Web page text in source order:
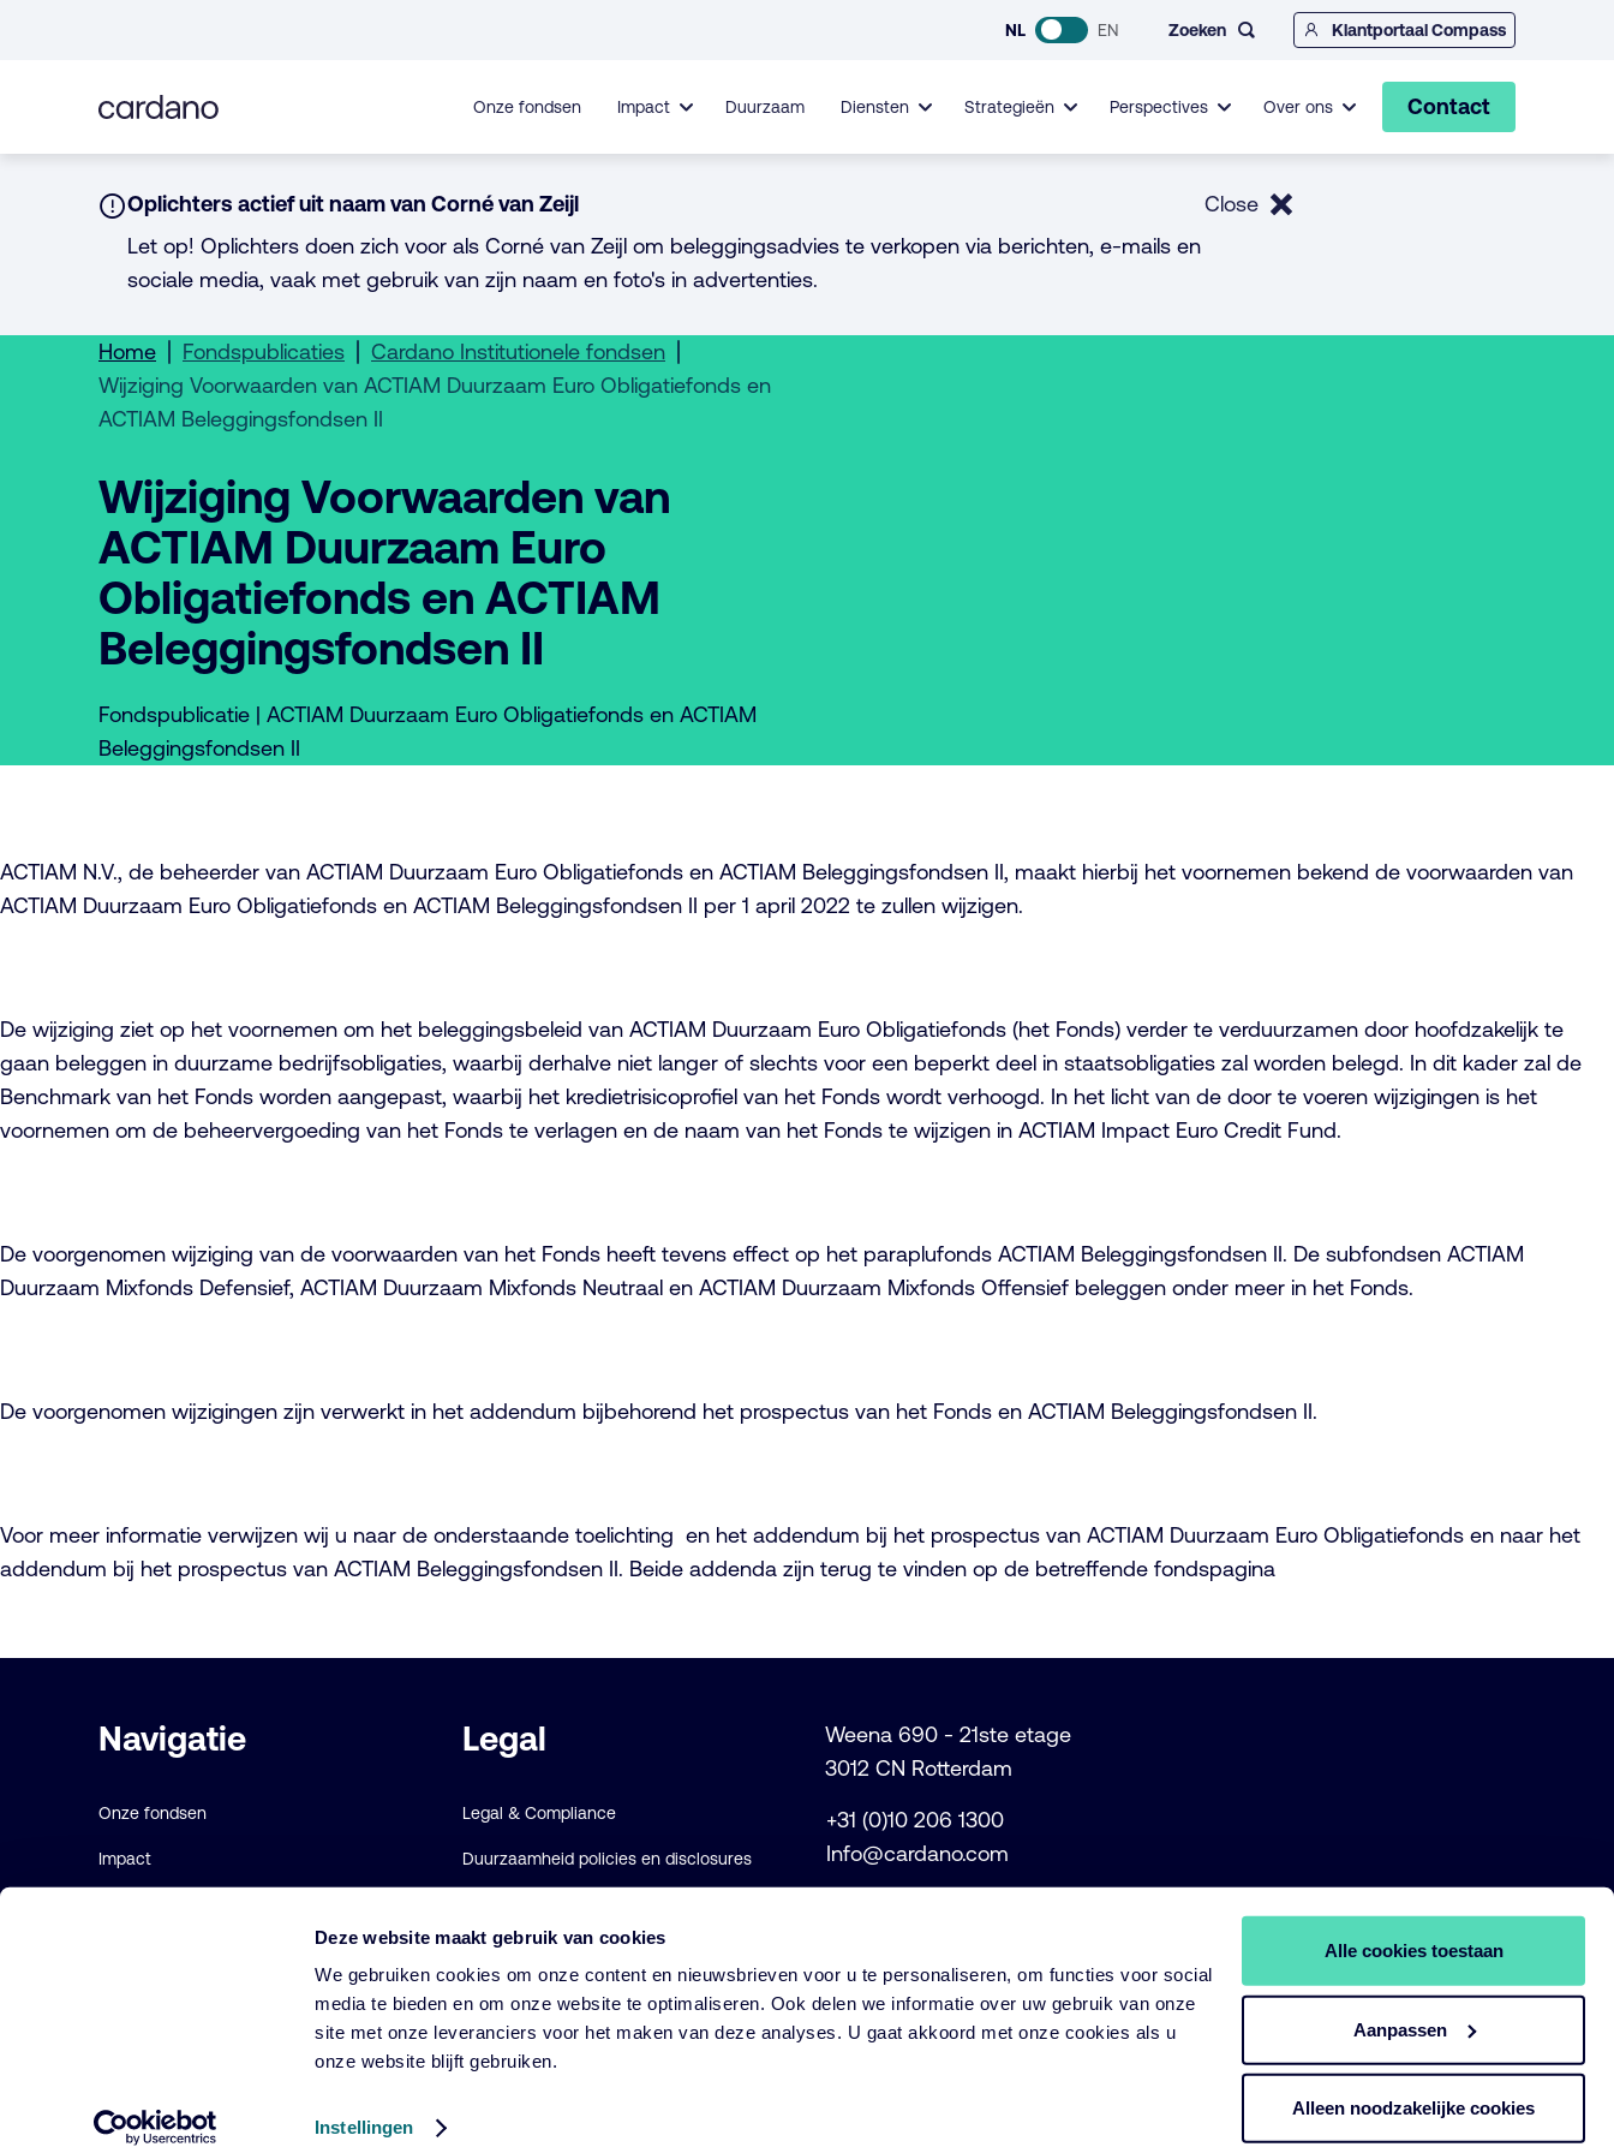
Deze website maakt gebruik van cookies
We gebruiken cookies om onze content en nieuwsbrieven voor u te personaliseren, om functies voor social
media te bieden en om onze website te optimaliseren. Ook delen we informatie over uw gebruik van onze
site met onze leveranciers voor het maken van deze analyses. U gaat akkoord met onze cookies als u
onze website blijft gebruiken.
Instellingen
Alle cookies toestaan
Aanpassen
Alleen noodzakelijke cookies
inhoud
NL EN Zoeken Klantportaal Compass
Onze fondsen Impact Duurzaam Diensten Strategieën Perspectives Over ons Contact
Notice:
Oplichters actief uit naam van Corné van Zeijl
Let op! Oplichters doen zich voor als Corné van Zeijl om beleggingsadvies te verkopen via berichten, e-mails en
sociale media, vaak met gebruik van zijn naam en foto's in advertenties.
Close
Home Fondspublicaties
Cardano Institutionele fondsen
Wijziging Voorwaarden van ACTIAM Duurzaam Euro Obligatiefonds en
ACTIAM Beleggingsfondsen II
Wijziging Voorwaarden van
ACTIAM Duurzaam Euro
Obligatiefonds en ACTIAM
Beleggingsfondsen II
Fondspublicatie | ACTIAM Duurzaam Euro Obligatiefonds en ACTIAM
Beleggingsfondsen II
ACTIAM N.V., de beheerder van ACTIAM Duurzaam Euro Obligatiefonds en ACTIAM Beleggingsfondsen II, maakt hierbij het voornemen bekend de voorwaarden van
ACTIAM Duurzaam Euro Obligatiefonds en ACTIAM Beleggingsfondsen II per 1 april 2022 te zullen wijzigen.
De wijziging ziet op het voornemen om het beleggingsbeleid van ACTIAM Duurzaam Euro Obligatiefonds (het Fonds) verder te verduurzamen door hoofdzakelijk te
gaan beleggen in duurzame bedrijfsobligaties, waarbij derhalve niet langer of slechts voor een beperkt deel in staatsobligaties zal worden belegd. In dit kader zal de
Benchmark van het Fonds worden aangepast, waarbij het kredietrisicoprofiel van het Fonds wordt verhoogd. In het licht van de door te voeren wijzigingen is het
voornemen om de beheervergoeding van het Fonds te verlagen en de naam van het Fonds te wijzigen in ACTIAM Impact Euro Credit Fund.
De voorgenomen wijziging van de voorwaarden van het Fonds heeft tevens effect op het paraplufonds ACTIAM Beleggingsfondsen II. De subfondsen ACTIAM
Duurzaam Mixfonds Defensief, ACTIAM Duurzaam Mixfonds Neutraal en ACTIAM Duurzaam Mixfonds Offensief beleggen onder meer in het Fonds.
De voorgenomen wijzigingen zijn verwerkt in het addendum bijbehorend het prospectus van het Fonds en ACTIAM Beleggingsfondsen II.
Voor meer informatie verwijzen wij u naar de onderstaande toelichting en het addendum bij het prospectus van ACTIAM Duurzaam Euro Obligatiefonds en naar het
addendum bij het prospectus van ACTIAM Beleggingsfondsen II. Beide addenda zijn terug te vinden op de betreffende fondspagina
links
Navigatie
Onze fondsen
Impact
Legal
Legal & Compliance
Duurzaamheid policies en disclosures
Cookie verklaring
Weena 690 - 21ste etage
3012 CN Rotterdam
+31 (0)10 206 1300
Info@cardano.com
© Cardano